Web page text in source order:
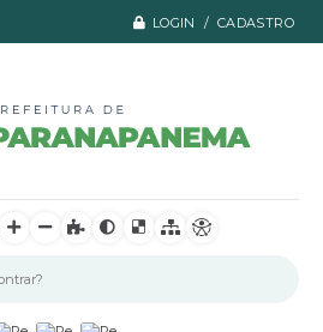
LOGIN / CADASTRO